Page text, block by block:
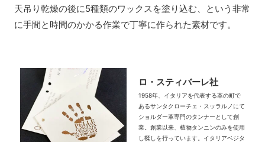
天吊り乾燥の後に5種類のワックスを塗り込む、という非常
に手間と時間のかかる作業で丁寧に作られた素材です。
ロ・スティバーレ社
1958年、イタリアを代表する革の町で
あるサンタクローチェ・スッラルノにて
ショルダー革専門のタンナーとして創
業。創業以来、植物タンニンのみを使用
し鞣しを行っています。イタリアベジタ